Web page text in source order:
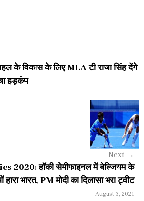
के विकास के लिए MLA टी राजा सिंह देंगे
हड़कंप
Next →
2020: हॉकी सेमीफाइनल में बेल्जियम के
हारा भारत, PM मोदी का दिलासा भरा ट्वीट
August 3, 2021